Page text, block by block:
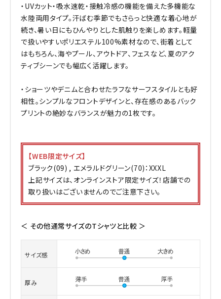
・UVカット・吸水速乾・接触冷感の機能を備えた多機能な
水陸両用タイプ。汗ばむ季節でもさらっと快適な着心地が
続き、暑い日にもひんやりとした肌触りを楽しめます。軽量
で扱いやすいポリエステル100%素材なので、街着として
はもちろん、海やプール、アウトドア、フェスなど、夏のアク
ティブシーンでも幅広く活躍します。
・ショーツやデニムと合わせたラフなサーフスタイルとも好
相性。シンプルなフロントデザインと、存在感のあるバック
プリントの絶妙なバランスが魅力の1枚です。
【WEB限定サイズ】
ブラック(09) , エメラルドグリーン(70)：XXXL
上記サイズは、オンラインストア限定サイズ！店舗での
取り扱いはございませんのでご注意下さい。
＜ その他通常サイズのTシャツと比較 ＞
サイズ感
厚み